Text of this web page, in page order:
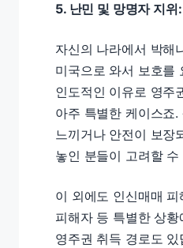
5. 난민 및 망명자 지
자신의 나라에서 박해
미국으로 와서 보호를
인도적인 이유로 영주
아주 특별한 케이스죠.
느끼거나 안전이 보장
놓인 분들이 고려할
이 외에도 인신매매
피해자 등 특별한 상
영주권 취득 경로도 있